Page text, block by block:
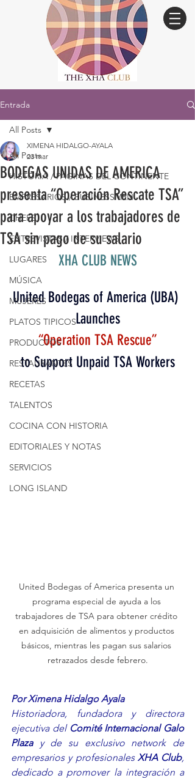
Entrada
All Posts
HISTORIA / PÁGINAS DEL CONTINENTE
EMPRESARIOS / BUSINESSMEN
CHEFS
ENTREVISTAS / INTERVIEWS
LUGARES
MÚSICA
MUJERES
PLATOS TIPICOS
PRODUCTOS
RESTAURANTES
RECETAS
TALENTOS
COCINA CON HISTORIA
EDITORIALES Y NOTAS
SERVICIOS
LONG ISLAND
All Posts
BODEGAS UNIDAS DE AMERICA
presenta “Operación Rescate TSA”
para apoyar a los trabajadores de
TSA sin pago de su salario
XIMENA HIDALGO-AYALA
23 mar
XHA CLUB NEWS
United Bodegas of America (UBA)
Launches
“Operation TSA Rescue”
to Support Unpaid TSA Workers
United Bodegas of America presenta un
programa especial de ayuda a los
trabajadores de TSA para obtener crédito
en adquisición de alimentos y productos
básicos, mientras les pagan sus salarios
retrazados desde febrero.
Por Ximena Hidalgo Ayala
Historiadora, fundadora y directora
ejecutiva del Comité Internacional Galo
Plaza y de su exclusivo network de
empresarios y profesionales XHA Club,
dedicado a promover la integración a